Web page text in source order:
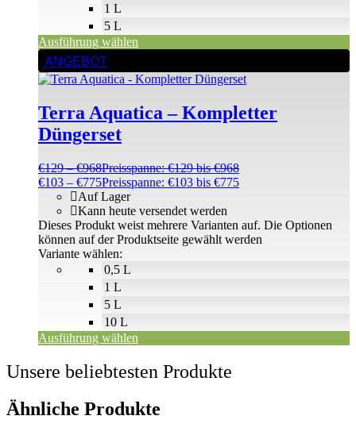
1 L
5 L
Ausführung wählen
ANGEBOT
Terra Aquatica – Kompletter
Düngerset
€129 –€968Preisspanne: €129 bis €968
€103 – €775Preisspanne: €103 bis €775
0,5 L
1 L
5 L
10 L
Auf Lager
Kann heute versendet werden
Variante wählen:
Ausführung wählen
Dieses Produkt weist mehrere Varianten auf. Die Optionen
können auf der Produktseite gewählt werden
Unsere beliebtesten Produkte
Ähnliche Produkte